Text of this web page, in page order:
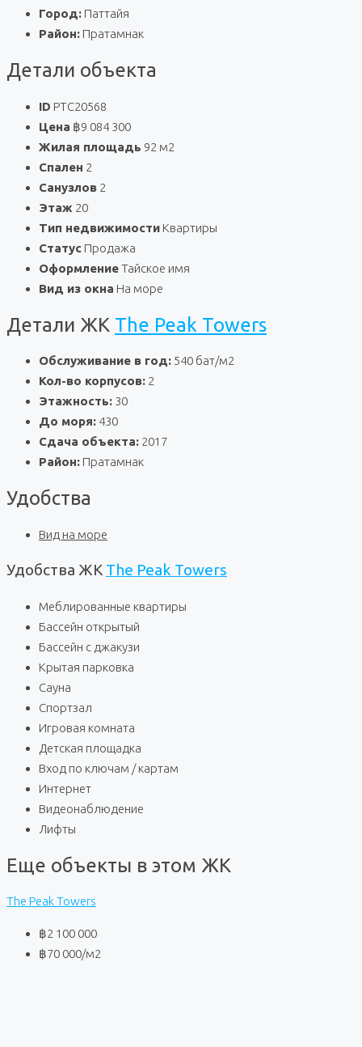
Город: Паттайя
Район: Пратамнак
Детали объекта
ID PTC20568
Цена ฿9 084 300
Жилая площадь 92 м2
Спален 2
Санузлов 2
Этаж 20
Тип недвижимости Квартиры
Статус Продажа
ОформлениеТайское имя
Вид из окна На море
Детали ЖК The Peak Towers
Обслуживание в год: 540 бат/м2
Кол-во корпусов: 2
Этажность: 30
До моря: 430
Сдача объекта: 2017
Район: Пратамнак
Удобства
Вид на море
Удобства ЖК The Peak Towers
Меблированные квартиры
Бассейн открытый
Бассейн с джакузи
Крытая парковка
Сауна
Спортзал
Игровая комната
Детская площадка
Вход по ключам / картам
Интернет
Видеонаблюдение
Лифты
Еще объекты в этом ЖК
The Peak Towers
฿2 100 000
฿70 000/м2